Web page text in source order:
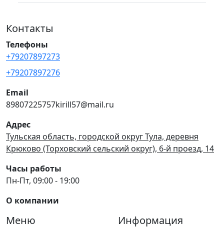
Контакты
Телефоны
+79207897273
+79207897276
Email
89807225757kirill57@mail.ru
Адрес
Тульская область, городской округ Тула, деревня
Крюково (Торховский сельский округ), 6-й проезд, 14
Часы работы
Пн-Пт, 09:00 - 19:00
О компании
Меню Информация